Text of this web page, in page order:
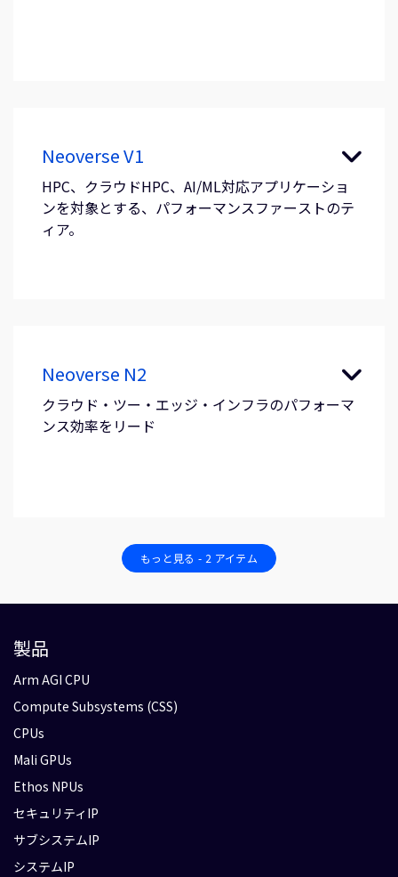
Neoverse V1
HPC、クラウドHPC、AI/ML対応アプリケーショ
ンを対象とする、パフォーマンスファーストのテ
ィア。
Neoverse N2
クラウド・ツー・エッジ・インフラのパフォーマ
ンス効率をリード
もっと見る - 2 アイテム
製品
Arm AGI CPU
Compute Subsystems (CSS)
CPUs
Mali GPUs
Ethos NPUs
セキュリティIP
サブシステムIP
システムIP